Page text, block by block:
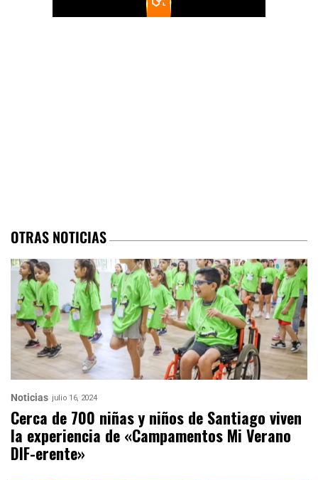
OTRAS NOTICIAS
Noticias julio 16, 2024
Cerca de 700 niñas y niños de Santiago viven
la experiencia de «Campamentos Mi Verano
DIF-erente»